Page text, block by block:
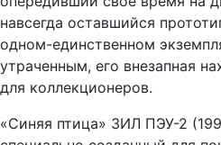
навсегда оставшийся
одном-единственном
утраченным, его внезапная
для коллекционеров.
«Синяя птица» ЗИЛ ПЭУ-2